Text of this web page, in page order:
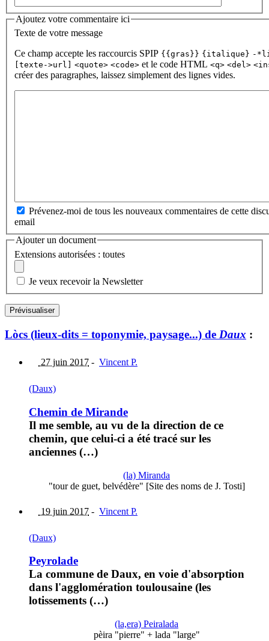
Ajoutez votre commentaire ici
Texte de votre message
Ce champ accepte les raccourcis SPIP {{gras}} {italique} -
[texte->url]
<quote> <code> et le code HTML <q> <del>
créer des paragraphes, laissez simplement des lignes vides.
Prévenez-moi de tous les nouveaux commentaires de cette
email
Ajouter un document
Extensions autorisées : toutes
Je veux recevoir la Newsletter
Lòcs (lieux-dits = toponymie, paysage...) de Daux :
27 juin 2017 - Vincent P.
(Daux)
Chemin de Mirande
Il me semble, au vu de la direction de ce
chemin, que celui-ci a été tracé sur les
anciennes (…)
(la) Miranda
"tour de guet, belvédère" [Site des noms de J. Tosti]
19 juin 2017 - Vincent P.
(Daux)
Peyrolade
La commune de Daux, en voie d'absorption
dans l'agglomération toulousaine (les
lotissements (…)
(la,era) Peiralada
pèira "pierre" + lada "large"